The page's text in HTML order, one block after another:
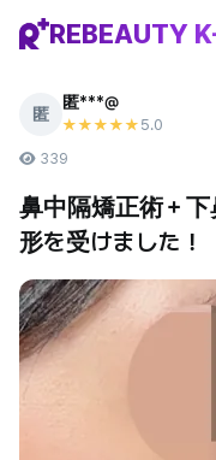
REBEAUTY
匿
匿***@
★★★★★ 5.0
339
鼻中隔矯正術＋
形を受けました！